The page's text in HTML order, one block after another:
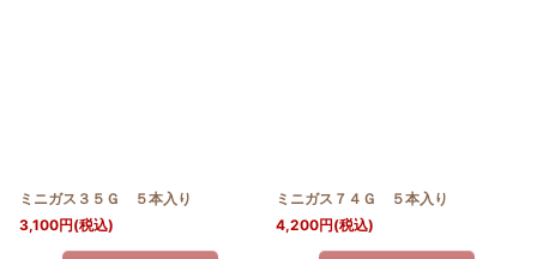
ミニガス３５Ｇ ５本入り
3,100円(税込)
ミニガス７４Ｇ ５本入り
4,200円(税込)